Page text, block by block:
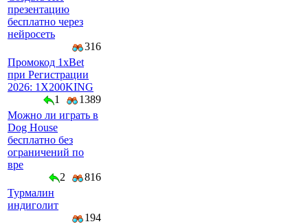
презентацию
бесплатно через
нейросеть
316
Промокод 1xBet
при Регистрации
2026: 1X200KING
1
1389
Можно ли играть в
Dog House
бесплатно без
ограничений по
вре
2
816
Турмалин
индиголит
194